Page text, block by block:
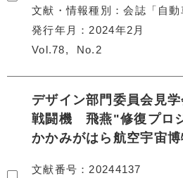
文献・情報種別
会誌「自動
発行年月
2024年2月
Vol.78
No.2
デザイン部門委員会見
戦闘機 飛燕"修復プロ
かかみがはら航空宇宙
文献番号
20244137